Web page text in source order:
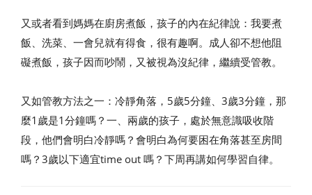
又或者看到媽媽在廚房煮飯，孩子的內在紀律說：我要煮
飯、洗菜、一會兒就有得食，很有趣啊。成人卻不想他阻
礙煮飯，孩子因而吵鬧，又被視為沒紀律，繼續受管教。
又如管教方法之一：冷靜角落，5歲5分鐘、3歲3分鐘，那
麼1歲是1分鐘嗎？一、兩歲的孩子，處於無意識吸收階
段，他們會明白冷靜嗎？會明白為何要困在角落甚至房間
嗎？3歲以下適宜time out 嗎？下周再講如何學習自律。